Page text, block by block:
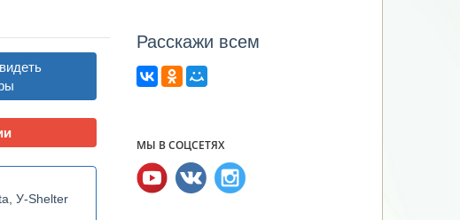
У-Shelter
Расcкажи всем
МЫ В СОЦСЕТЯХ